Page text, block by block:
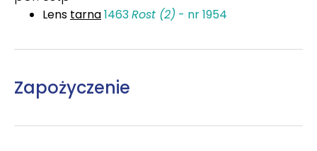
Lens tarna1463Rost (2) - nr 1954
Zapożyczenie